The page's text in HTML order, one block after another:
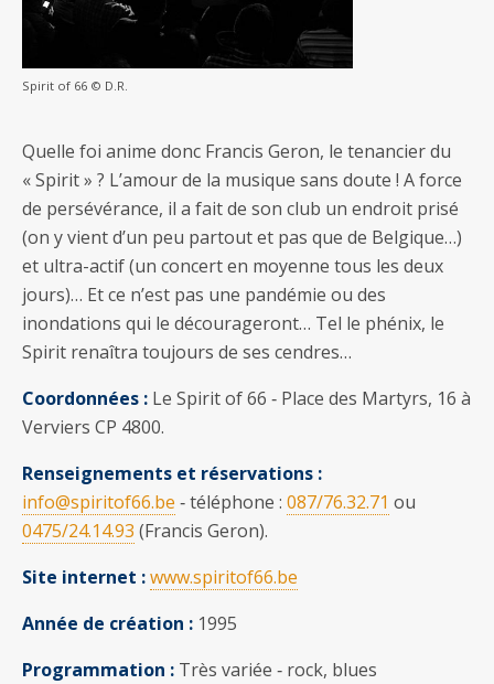
Spirit of 66 © D.R.
Quelle foi anime donc Francis Geron, le tenancier du
« Spirit » ? L’amour de la musique sans doute ! A force
de persévérance, il a fait de son club un endroit prisé
(on y vient d’un peu partout et pas que de Belgique…)
et ultra-actif (un concert en moyenne tous les deux
jours)… Et ce n’est pas une pandémie ou des
inondations qui le décourageront… Tel le phénix, le
Spirit renaîtra toujours de ses cendres…
Coordonnées : Le Spirit of 66 ‐ Place des Martyrs, 16 à
Verviers CP 4800.
Renseignements et réservations :
info@spiritof66.be ‐ téléphone : 087/76.32.71 ou
0475/24.14.93 (Francis Geron).
Site internet :www.spiritof66.be
Année de création : 1995
Programmation : Très variée ‐ rock, blues